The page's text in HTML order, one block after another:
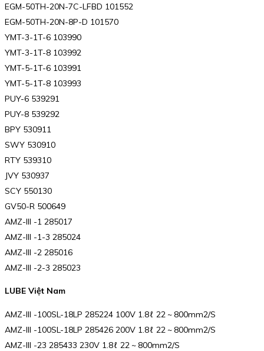
EGM-50TH-20N-7C-LFBD 101552
EGM-50TH-20N-8P-D 101570
YMT-3-1T-6 103990
YMT-3-1T-8 103992
YMT-5-1T-6 103991
YMT-5-1T-8 103993
PUY-6 539291
PUY-8 539292
BPY 530911
SWY 530910
RTY 539310
JVY 530937
SCY 550130
GV50-R 500649
AMZ-III -1 285017
AMZ-III -1-3 285024
AMZ-III -2 285016
AMZ-III -2-3 285023
LUBE Việt Nam
AMZ-III -100SL-18LP 285224 100V 1.8ℓ 22 ~ 800mm2/S
AMZ-III -100SL-18LP 285426 200V 1.8ℓ 22 ~ 800mm2/S
AMZ-III -23 285433 230V 1.8ℓ 22 ~ 800mm2/S